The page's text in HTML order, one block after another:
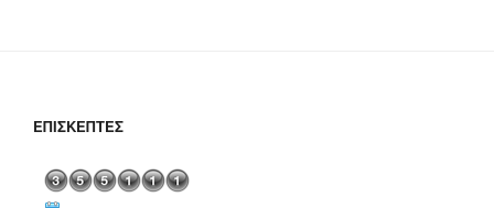
ΕΠΙΣΚΈΠΤΕΣ